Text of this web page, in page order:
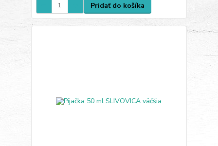
Pridať do košíka